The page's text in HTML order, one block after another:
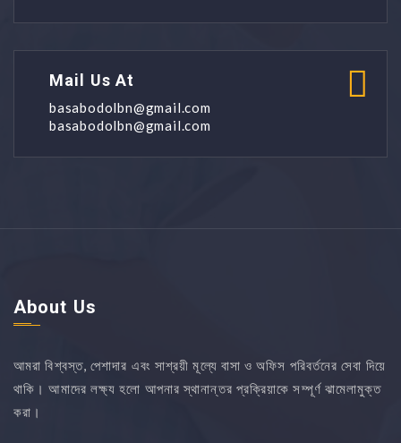
Mail Us At
basabodolbn@gmail.com
basabodolbn@gmail.com
About Us
আমরা বিশ্বস্ত, পেশাদার এবং সাশ্রয়ী মূল্যে বাসা ও অফিস পরিবর্তনের সেবা দিয়ে
থাকি। আমাদের লক্ষ্য হলো আপনার স্থানান্তর প্রক্রিয়াকে সম্পূর্ণ ঝামেলামুক্ত
করা।